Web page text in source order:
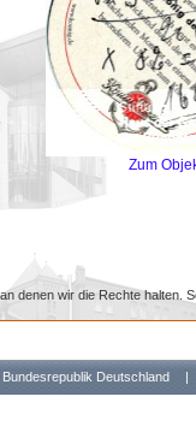
Zum
denen wir die Rechte halten.
Deutschland |